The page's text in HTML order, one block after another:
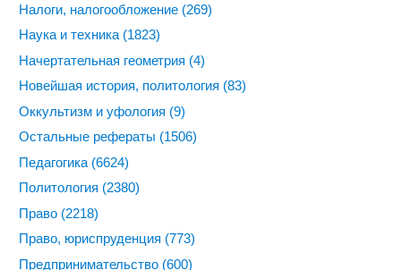
Налоги, налогообложение (269)
Наука и техника (1823)
Начертательная геометрия (4)
Новейшая история, политология (83)
Оккультизм и уфология (9)
Остальные рефераты (1506)
Педагогика (6624)
Политология (2380)
Право (2218)
Право, юриспруденция (773)
Предпринимательство (600)